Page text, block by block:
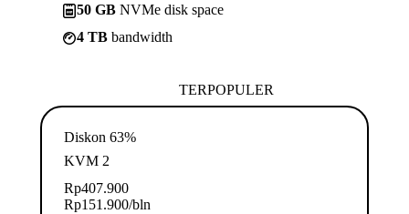
50 GB NVMe disk space
4 TB bandwidth
TERPOPULER
Diskon 63%
KVM 2
Rp407.900
Rp151.900/bln